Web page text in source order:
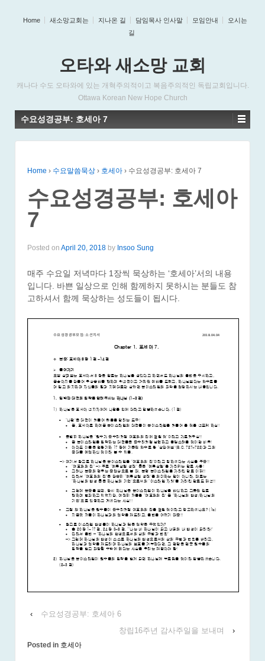
Home 새소망교회는 지나온 길 담임목사 인사말 모임안내
오시는
길
오타와 새소망 교회
캐나다 수도 오타와에 있는 개혁주의적이고 복음주의적인 독립교회입니다.
Ottawa Korean New Hope Church
수요성경공부: 호세아 7
Home › 수요말씀묵상 › 호세아 › 수요성경공부: 호세아 7
수요성경공부: 호세아
7
Posted on April 20, 2018 by Insoo Sung
매주 수요일 저녁마다 1장씩 묵상하는 ‘호세아’서의 내용
입니다. 바쁜 일상으로 인해 함께하지 못하시는 분들도 참
고하셔서 함께 묵상하는 성도들이 됩시다.
‹
수요성경공부: 호세아 6
창립16주년 감사주일을 보내며
›
Posted in 호세아